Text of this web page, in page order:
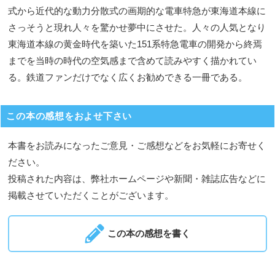
式から近代的な動力分散式の画期的な電車特急が東海道本線に
さっそうと現れ人々を驚かせ夢中にさせた。人々の人気となり
東海道本線の黄金時代を築いた151系特急電車の開発から終焉
までを当時の時代の空気感まで含めて読みやすく描かれてい
る。鉄道ファンだけでなく広くお勧めできる一冊である。
この本の感想をおよせ下さい
本書をお読みになったご意見・ご感想などをお気軽にお寄せく
ださい。
投稿された内容は、弊社ホームページや新聞・雑誌広告などに
掲載させていただくことがございます。
この本の感想を書く